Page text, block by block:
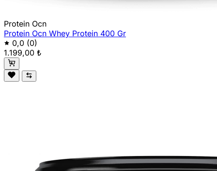
Protein Ocn
Protein Ocn Whey Protein 400 Gr
0,0 (0)
1.199,00 ₺